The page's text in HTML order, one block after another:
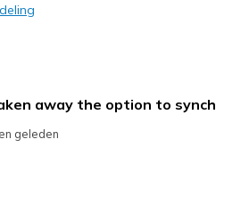
away the option to synch
geleden